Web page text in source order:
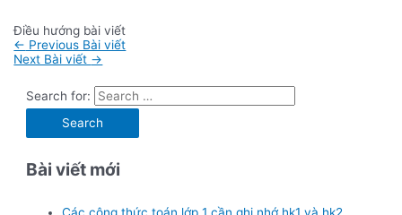
Điều hướng bài viết
← Previous Bài viết
Next Bài viết →
Search for:
Bài viết mới